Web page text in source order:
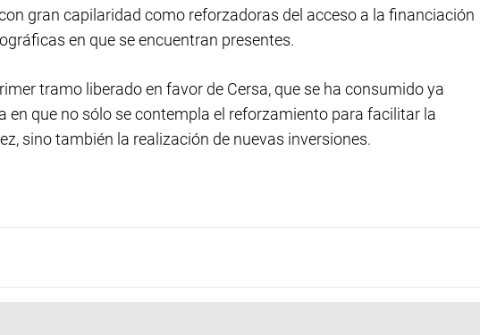
gran capilaridad como reforzadoras del acceso a la financiación
en que se encuentran presentes.
tramo liberado en favor de Cersa, que se ha consumido ya
en que no sólo se contempla el reforzamiento para facilitar la
sino también la realización de nuevas inversiones.